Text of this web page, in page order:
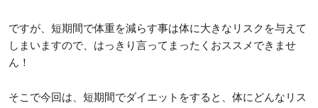
ですが、短期間で体重を減らす事は体に大きなリスクを与えて
しまいますので、はっきり言ってまったくおススメできませ
ん！
そこで今回は、短期間でダイエットをすると、体にどんなリス